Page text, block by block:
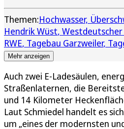
Themen:Hochwasser,
Hendrik Wüst
RWE Tagebau Garzweiler
Mehr anzeigen
Auch zwei E-Ladesäulen,
Straßenlaternen, die
und 14 Kilometer
Laut Schmiedel handelt es
um „eines der modernsten